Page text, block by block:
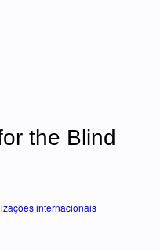
the Blind
internacionais